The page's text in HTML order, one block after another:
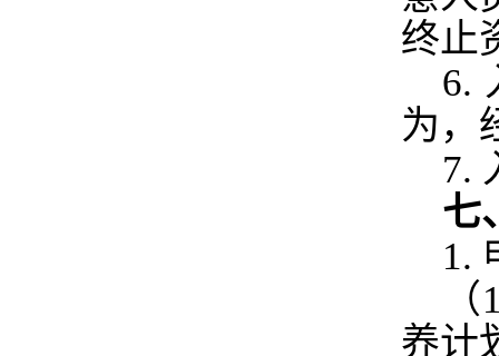
终止
6.
为，
7.
七
1.
（
养计